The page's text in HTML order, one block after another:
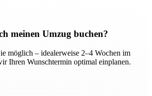
meinen Umzug buchen?
möglich – idealerweise 2–4 Wochen im
Ihren Wunschtermin optimal einplanen.